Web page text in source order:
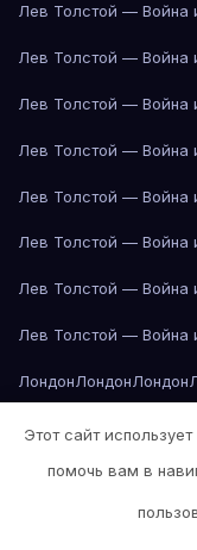
Лев Толстой — Война
Лев Толстой — Война
Лев Толстой — Война
Лев Толстой — Война
Лев Толстой — Война
Лев Толстой — Война
Лев Толстой — Война
Лев Толстой — Война
ЛондонЛондонЛондон
Лондон Лондон Лос-
Лос-АнджелесЛос-
Лос-
Этот сайт
помочь вам в